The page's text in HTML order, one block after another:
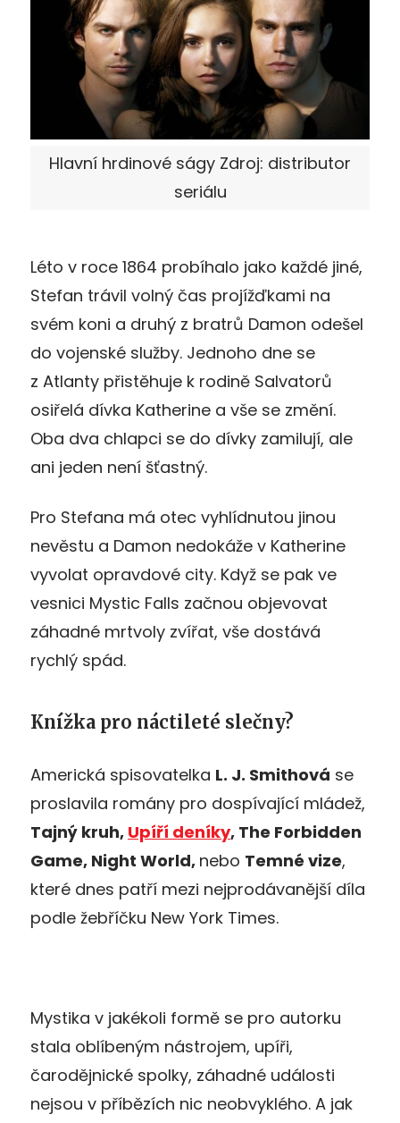
Hlavní hrdinové ságy Zdroj: distributor
seriálu
Léto v roce 1864 probíhalo jako každé jiné,
Stefan trávil volný čas projížďkami na
svém koni a druhý z bratrů Damon odešel
do vojenské služby. Jednoho dne se
z Atlanty přistěhuje k rodině Salvatorů
osiřelá dívka Katherine a vše se změní.
Oba dva chlapci se do dívky zamilují, ale
ani jeden není šťastný.
Pro Stefana má otec vyhlídnutou jinou
nevěstu a Damon nedokáže v Katherine
vyvolat opravdové city. Když se pak ve
vesnici Mystic Falls začnou objevovat
záhadné mrtvoly zvířat, vše dostává
rychlý spád.
Knížka pro náctileté slečny?
Americká spisovatelka L. J. Smithová se
proslavila romány pro dospívající mládež,
Tajný kruh, Upíří deníky, The Forbidden
Game, Night World, nebo Temné vize,
které dnes patří mezi nejprodávanější díla
podle žebříčku New York Times.
Mystika v jakékoli formě se pro autorku
stala oblíbeným nástrojem, upíři,
čarodějnické spolky, záhadné události
nejsou v příbězích nic neobvyklého. A jak